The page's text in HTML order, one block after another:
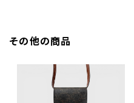
その他の商品